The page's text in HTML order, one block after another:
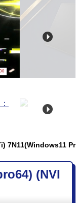
7N11(Windows11 Pr
(NVI